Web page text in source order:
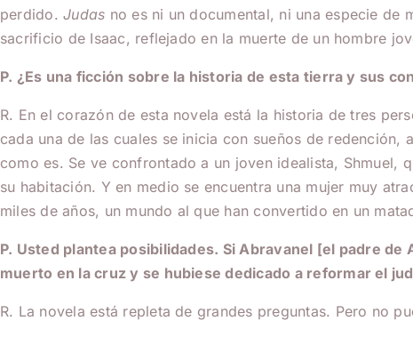
perdido.Judas no es ni un documental, ni una especie de
sacrificio de Isaac, reflejado en la muerte de un hombre
P. ¿Es una ficción sobre la historia de esta tierra y sus
R. En el corazón de esta novela está la historia de tres
cada una de las cuales se inicia con sueños de
como es. Se ve confrontado a un joven idealista, Shmuel,
su habitación. Y en medio se encuentra una mujer muy
miles de años, un mundo al que han convertido en un
P. Usted plantea posibilidades. Si Abravanel [el padre
muerto en la cruz y se hubiese dedicado a reformar el
R. La novela está repleta de grandes preguntas. Pero no